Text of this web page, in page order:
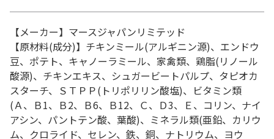
【メーカー】マースジャパンリミテッド
【原材料(成分)】チキンミール(アルギニン源)、エンドウ
豆、ポテト、キャノーラミール、家禽類、鶏脂(リノール
酸源)、チキンエキス、シュガービートパルプ、タピオカ
スターチ、ＳＴＰＰ(トリポリリン酸塩)、ビタミン類
(Ａ、Ｂ1、Ｂ2、Ｂ6、Ｂ12、Ｃ、Ｄ3、Ｅ、コリン、ナイ
アシン、パントテン酸、葉酸)、ミネラル類(亜鉛、カリウ
ム、クロライド、セレン、鉄、銅、ナトリウム、ヨウ